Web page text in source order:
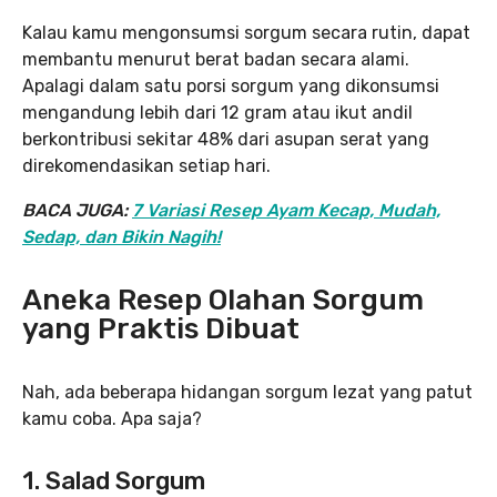
Kalau kamu mengonsumsi sorgum secara rutin, dapat
membantu menurut berat badan secara alami.
Apalagi dalam satu porsi sorgum yang dikonsumsi
mengandung lebih dari 12 gram atau ikut andil
berkontribusi sekitar 48% dari asupan serat yang
direkomendasikan setiap hari.
BACA JUGA: 7 Variasi Resep Ayam Kecap, Mudah,
Sedap, dan Bikin Nagih!
Aneka Resep Olahan Sorgum
yang Praktis Dibuat
Nah, ada beberapa hidangan sorgum lezat yang patut
kamu coba. Apa saja?
1. Salad Sorgum